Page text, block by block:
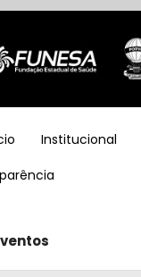
Institucional